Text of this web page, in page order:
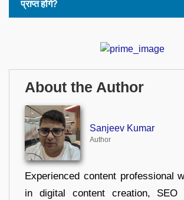
प्राप्त होंगे?
About the Author
Sanjeev Kumar
Author
Experienced content professional
in digital content creation, SEO